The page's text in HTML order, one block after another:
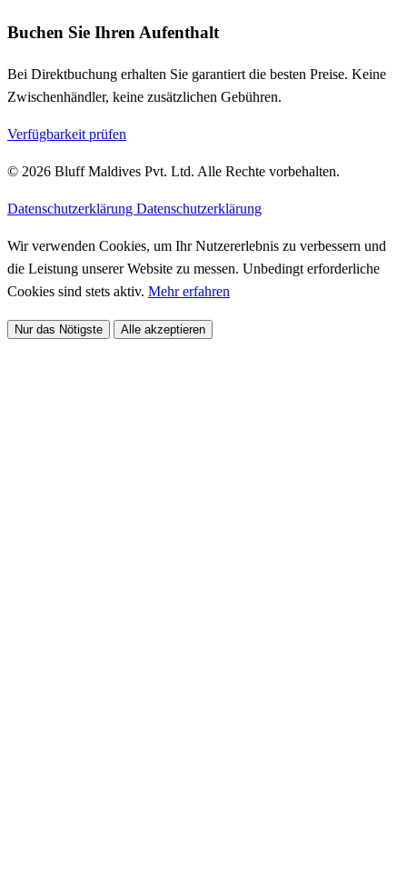
Buchen Sie Ihren Aufenthalt
Bei Direktbuchung erhalten Sie garantiert die besten Preise. Keine
Zwischenhändler, keine zusätzlichen Gebühren.
Verfügbarkeit prüfen
© 2026 Bluff Maldives Pvt. Ltd. Alle Rechte vorbehalten.
Datenschutzerklärung Datenschutzerklärung
Wir verwenden Cookies, um Ihr Nutzererlebnis zu verbessern und
die Leistung unserer Website zu messen. Unbedingt erforderliche
Cookies sind stets aktiv. Mehr erfahren
Nur das Nötigste Alle akzeptieren